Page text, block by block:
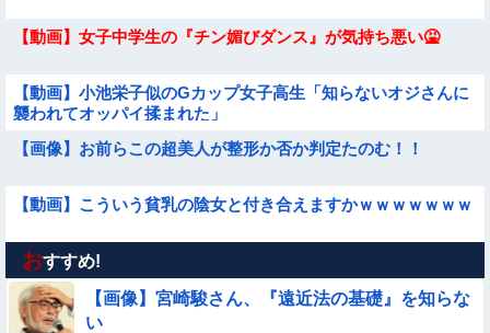
【動画】女子中学生の『チン媚びダンス』が気持ち悪い🤮
【動画】小池栄子似のGカップ女子高生「知らないオジさんに
襲われてオッパイ揉まれた」
【画像】お前らこの超美人が整形か否か判定たのむ！！
【動画】こういう貧乳の陰女と付き合えますかｗｗｗｗｗｗｗ
【動画】韓国アイドルさん、ヱチヱチ限界点を超えてしまう
【動画】デブの喧嘩 ガチでヤバい……
おすすめ!
【画像】宮崎駿さん、『遠近法の基礎』を知らな
い